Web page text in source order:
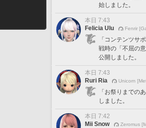
始しました。
本日 7:43
Felicia Ulu
Fenrir
「コンテンツサ
戦時の「不屈の
公開しました。
本日 7:43
Ruri Ria
Unicorn
「お祭りまでの
しました。
本日 7:42
Mii Snow
Zeromus